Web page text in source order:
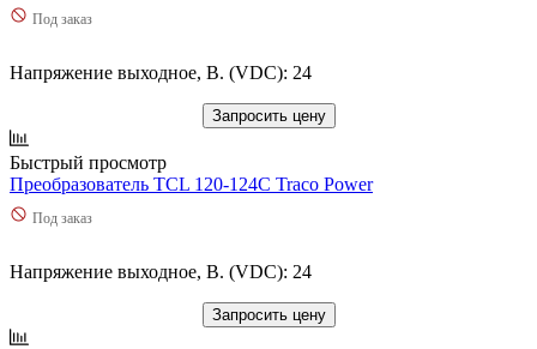
Под заказ
Напряжение выходное, В. (VDC): 24
Запросить цену
Быстрый просмотр
Преобразователь TCL 120-124C Traco Power
Под заказ
Напряжение выходное, В. (VDC): 24
Запросить цену